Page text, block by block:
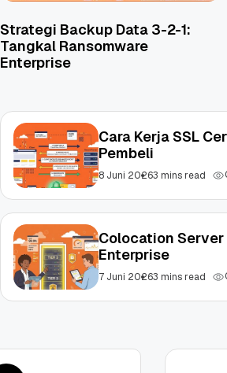
Strategi Backup Data 3-2-1:
Tangkal Ransomware
Enterprise
Cara Kerja SSL
Pembeli
8 Juni 20263 mins read
Colocation Server
Enterprise
7 Juni 20263 mins read